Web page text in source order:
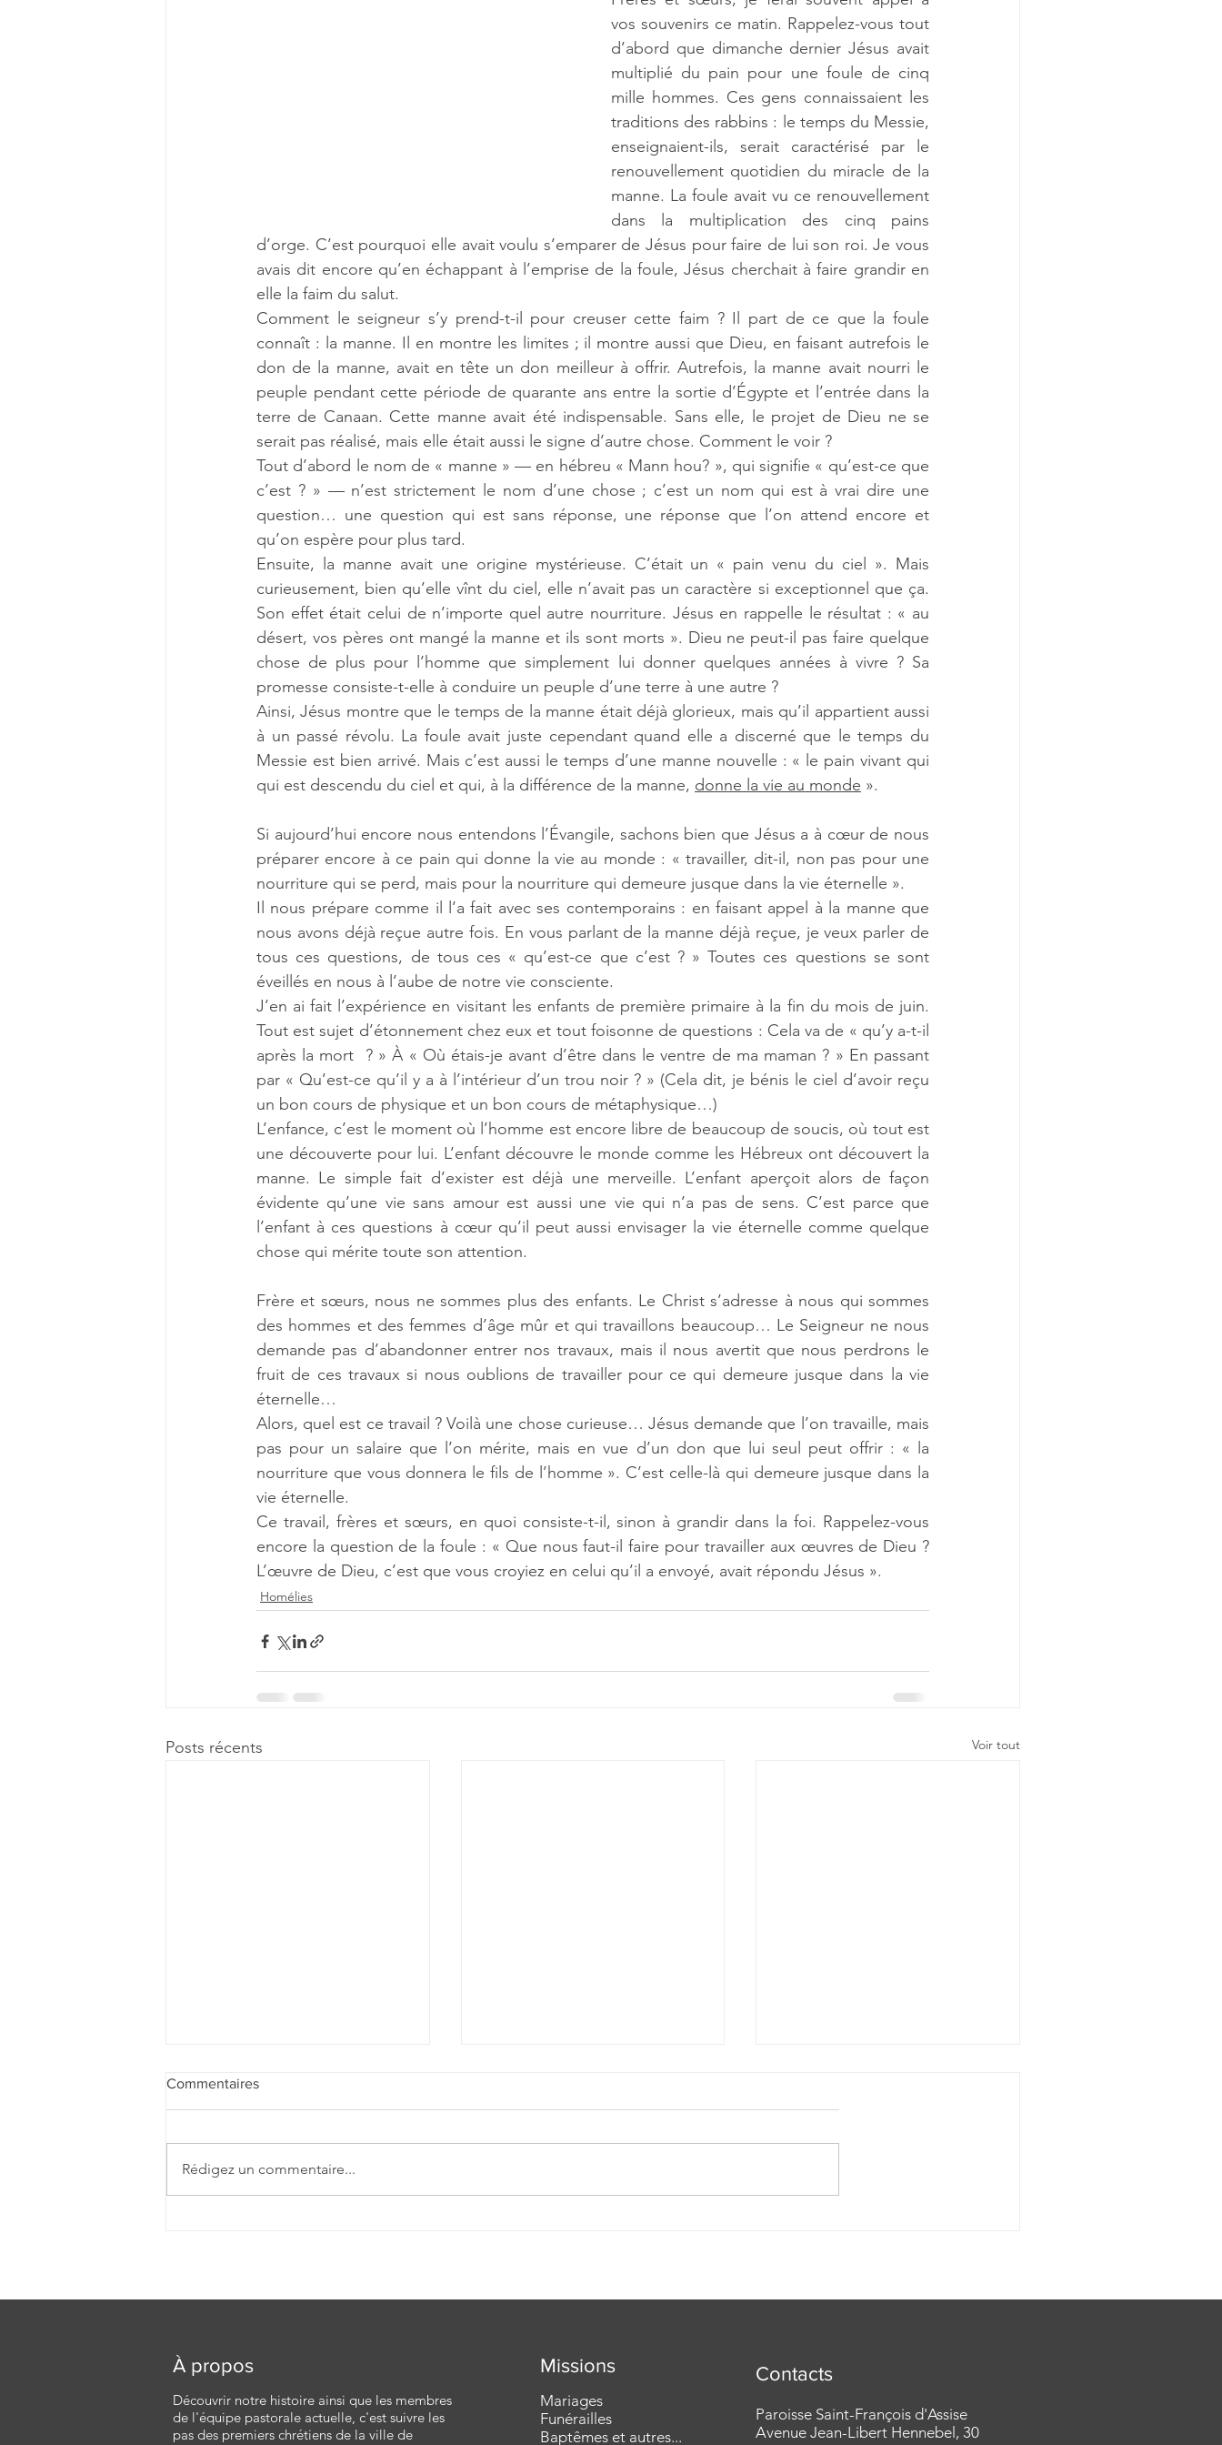
vos souvenirs ce matin. Rappelez-vous tout
d’abord que dimanche dernier Jésus avait
multiplié du pain pour une foule de cinq
mille hommes. Ces gens connaissaient les
traditions des rabbins : le temps du Messie,
enseignaient-ils, serait caractérisé par le
renouvellement quotidien du miracle de la
manne. La foule avait vu ce renouvellement
dans la multiplication des cinq pains
d’orge. C’est pourquoi elle avait voulu s’emparer de Jésus pour faire de lui son roi. Je vous
avais dit encore qu’en échappant à l’emprise de la foule, Jésus cherchait à faire grandir en
elle la faim du salut.
Comment le seigneur s’y prend-t-il pour creuser cette faim ? Il part de ce que la foule
connaît : la manne. Il en montre les limites ; il montre aussi que Dieu, en faisant autrefois le
don de la manne, avait en tête un don meilleur à offrir. Autrefois, la manne avait nourri le
peuple pendant cette période de quarante ans entre la sortie d’Égypte et l’entrée dans la
terre de Canaan. Cette manne avait été indispensable. Sans elle, le projet de Dieu ne se
serait pas réalisé, mais elle était aussi le signe d’autre chose. Comment le voir ?
Tout d’abord le nom de « manne » — en hébreu « Mann hou? », qui signifie « qu’est-ce que
c’est ? » — n’est strictement le nom d’une chose ; c’est un nom qui est à vrai dire une
question… une question qui est sans réponse, une réponse que l’on attend encore et
qu’on espère pour plus tard.
Ensuite, la manne avait une origine mystérieuse. C’était un « pain venu du ciel ». Mais
curieusement, bien qu’elle vînt du ciel, elle n’avait pas un caractère si exceptionnel que ça.
Son effet était celui de n’importe quel autre nourriture. Jésus en rappelle le résultat : « au
désert, vos pères ont mangé la manne et ils sont morts ». Dieu ne peut-il pas faire quelque
chose de plus pour l’homme que simplement lui donner quelques années à vivre ? Sa
promesse consiste-t-elle à conduire un peuple d’une terre à une autre ?
Ainsi, Jésus montre que le temps de la manne était déjà glorieux, mais qu’il appartient aussi
à un passé révolu. La foule avait juste cependant quand elle a discerné que le temps du
Messie est bien arrivé. Mais c’est aussi le temps d’une manne nouvelle : « le pain vivant qui
qui est descendu du ciel et qui, à la différence de la manne, donne la vie au monde ».
Si aujourd’hui encore nous entendons l’Évangile, sachons bien que Jésus a à cœur de nous
préparer encore à ce pain qui donne la vie au monde : « travailler, dit-il, non pas pour une
nourriture qui se perd, mais pour la nourriture qui demeure jusque dans la vie éternelle ».
Il nous prépare comme il l’a fait avec ses contemporains : en faisant appel à la manne que
nous avons déjà reçue autre fois. En vous parlant de la manne déjà reçue, je veux parler de
tous ces questions, de tous ces « qu’est-ce que c’est ? » Toutes ces questions se sont
éveillés en nous à l’aube de notre vie consciente.
J’en ai fait l’expérience en visitant les enfants de première primaire à la fin du mois de juin.
Tout est sujet d’étonnement chez eux et tout foisonne de questions : Cela va de « qu’y a-t-il
après la mort  ? » À « Où étais-je avant d’être dans le ventre de ma maman ? » En passant
par « Qu’est-ce qu’il y a à l’intérieur d’un trou noir ? » (Cela dit, je bénis le ciel d’avoir reçu
un bon cours de physique et un bon cours de métaphysique…)
L’enfance, c’est le moment où l’homme est encore libre de beaucoup de soucis, où tout est
une découverte pour lui. L’enfant découvre le monde comme les Hébreux ont découvert la
manne. Le simple fait d’exister est déjà une merveille. L’enfant aperçoit alors de façon
évidente qu’une vie sans amour est aussi une vie qui n’a pas de sens. C’est parce que
l’enfant à ces questions à cœur qu’il peut aussi envisager la vie éternelle comme quelque
chose qui mérite toute son attention.
Frère et sœurs, nous ne sommes plus des enfants. Le Christ s’adresse à nous qui sommes
des hommes et des femmes d’âge mûr et qui travaillons beaucoup… Le Seigneur ne nous
demande pas d’abandonner entrer nos travaux, mais il nous avertit que nous perdrons le
fruit de ces travaux si nous oublions de travailler pour ce qui demeure jusque dans la vie
éternelle…
Alors, quel est ce travail ? Voilà une chose curieuse… Jésus demande que l’on travaille, mais
pas pour un salaire que l’on mérite, mais en vue d’un don que lui seul peut offrir : « la
nourriture que vous donnera le fils de l’homme ». C’est celle-là qui demeure jusque dans la
vie éternelle.
Ce travail, frères et sœurs, en quoi consiste-t-il, sinon à grandir dans la foi. Rappelez-vous
encore la question de la foule : « Que nous faut-il faire pour travailler aux œuvres de Dieu ?
L’œuvre de Dieu, c’est que vous croyiez en celui qu’il a envoyé, avait répondu Jésus ».
Homélies
Posts récents Voir tout
Commentaires
Rédigez un commentaire...
À propos
Découvrir notre histoire ainsi que les membres
de l'équipe pastorale actuelle, c'est suivre les
pas des premiers chrétiens de la ville de
Missions
Mariages
Funérailles
Baptêmes et autres...
Contacts
Paroisse Saint-François d'Assise
Avenue Jean-Libert Hennebel, 30